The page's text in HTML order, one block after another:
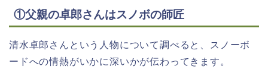
①父親の卓郎さんはスノボの師匠
清水卓郎さんという人物について調べると、スノーボ
ードへの情熱がいかに深いかが伝わってきます。